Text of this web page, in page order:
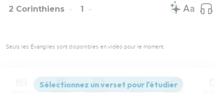
2 Corinthiens 1
Seuls les Évangiles sont disponibles en vidéo pour le moment.
Paul Apôtre de Jésus-Christ par la volonté de Dieu, et le
Versions Commentaires Strong